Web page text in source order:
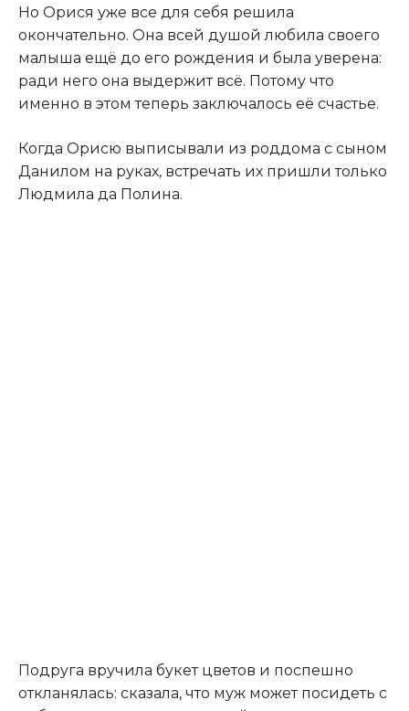
Но Орися уже все для себя решила
окончательно. Она всей душой любила своего
малыша ещё до его рождения и была уверена:
ради него она выдержит всё. Потому что
именно в этом теперь заключалось её счастье.
Когда Орисю выписывали из роддома с сыном
Данилом на руках, встречать их пришли только
Людмила да Полина.
Подруга вручила букет цветов и поспешно
откланялась: сказала, что муж может посидеть с